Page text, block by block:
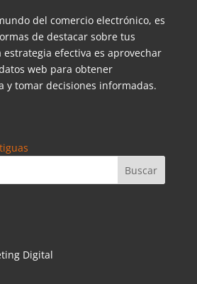
del comercio electrónico, es
de destacar sobre tus
efectiva es aprovechar
web para obtener
y tomar decisiones informadas.
Digital